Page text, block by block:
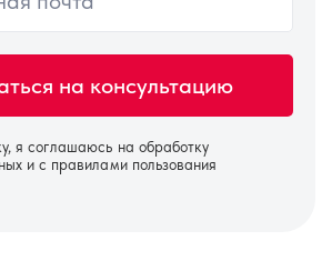
я соглашаюсь на обработку
и с правилами пользования